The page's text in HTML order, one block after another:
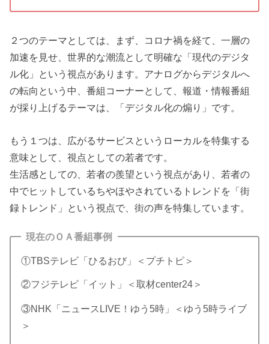
２つのテーマとしては、まず、コロナ禍を経て、一層の
加速を見せ、世界的な潮流として明確な「現代のデジタ
ル化」という視点があります。アナログからデジタルへ
の転向という中、番組コーナーとして、報道・情報番組
が採り上げるテーマは、「デジタル化の煽り」です。
もう１つは、広がるサービスというローカルを特集する
意味として、視点としての若者です。
生活感としての、若者の羨望という視点があり、若者の
中でヒットしているちやほやされているトレンドを「街
録トレンド」という視点で、街の声を特集しています。
現在のＯＡ番組事例
①TBSテレビ「ひるおび」＜プチトピ＞
②フジテレビ「イット」＜取材center24＞
③NHK「ニュースLIVE！ゆう5時」＜ゆう5時ライブ
＞